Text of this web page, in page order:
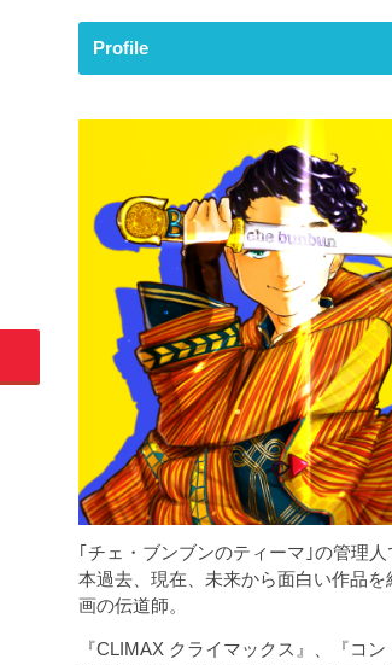
Profile
｢チェ・ブンブンのティーマ｣の管理人
本過去、現在、未来から面白い作品を
画の伝道師。
『CLIMAX クライマックス』、『コン